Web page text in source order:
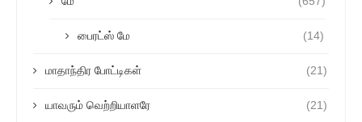
பைரட்ஸ் மே (14)
மாதாந்திர போட்டிகள் (21)
யாவரும் வெற்றியாளரே (21)